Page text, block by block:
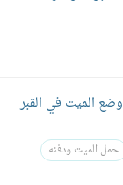
الميت في القبر
حمل الميت ودفنه